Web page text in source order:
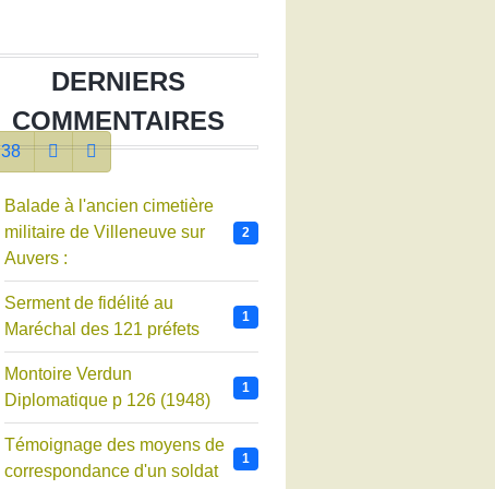
38
DERNIERS
COMMENTAIRES
Balade à l'ancien cimetière
militaire de Villeneuve sur
Auvers :
2
Serment de fidélité au
Maréchal des 121 préfets
1
Montoire Verdun
Diplomatique p 126 (1948)
1
Témoignage des moyens de
correspondance d'un soldat
1